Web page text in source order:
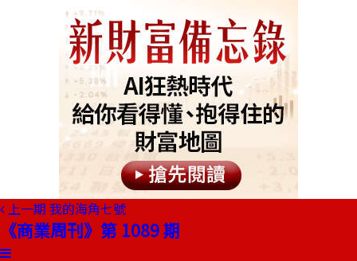
上一期 我的海角七號
《商業周刊》第 1089 期